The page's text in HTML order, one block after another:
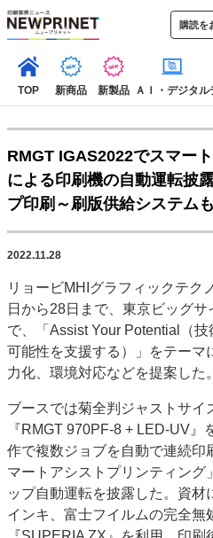
購読を
TOP 新商品 新製品 ＡＩ・デジタル
インデックス
TOP
新着記事 特集記事
インタビュー
コレクション
カテゴリー一覧
SDGs・地域
ポストプレス ビジネス
市場・統計
人事・移転・異動・訃報
特集記事カテゴリー一覧
特集・デジタル印刷 アイデアで勝負！
JAPAN PACK 2023 特集
中古印刷機
特集・デジタル印刷 ～ 新成長軌道を描く
案内
発刊案内
JFPI印刷用語集
RMGT IGAS2022でスマー
による印刷機の自動運転披
プ印刷～刷版供給システム
2022.11.28
リョービMHIグラフィックテク
日から28日まで、東京ビッグ
で、「Assist Your Potential（
可能性を支援する）」をテーマ
力化、環境対応などを提案した。
ブースでは菊全判ジャストサイ
『RMGT 970PF-8 + LED-UV
作で複数ジョブを自動で連続印
マートアシストプリンティング
ップ自動運転を披露した。資材
インキ、富士フイルムの完全無